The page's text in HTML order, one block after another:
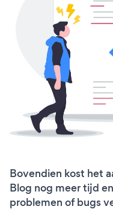
Bovendien kost het
Blog nog meer tijd
problemen of bugs